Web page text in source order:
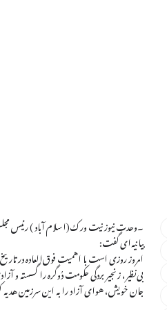
۔وحدت نیوز نیت ورک(اسلام آباد ) رئیس
بیانیه‌ای گفت:
بی‌نظیر، زنجیر بردگی حکومت دُوگره را گسسته
جان خویش، هوای آزاد را به این سرزمین هدیه